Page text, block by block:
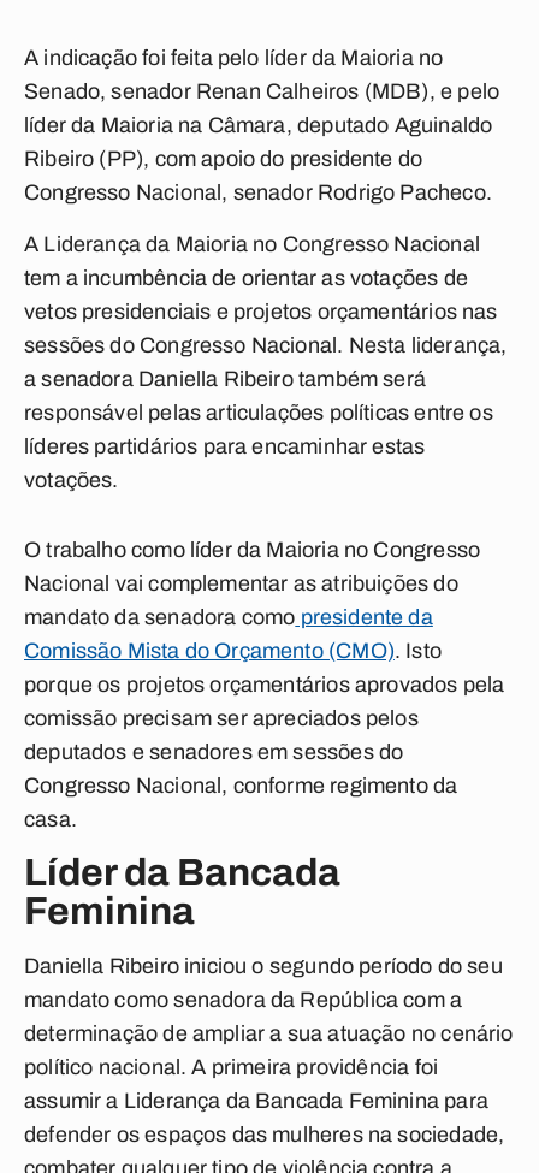
A indicação foi feita pelo líder da Maioria no
Senado, senador Renan Calheiros (MDB), e pelo
líder da Maioria na Câmara, deputado Aguinaldo
Ribeiro (PP), com apoio do presidente do
Congresso Nacional, senador Rodrigo Pacheco.
A Liderança da Maioria no Congresso Nacional
tem a incumbência de orientar as votações de
vetos presidenciais e projetos orçamentários nas
sessões do Congresso Nacional. Nesta liderança,
a senadora Daniella Ribeiro também será
responsável pelas articulações políticas entre os
líderes partidários para encaminhar estas
votações.
O trabalho como líder da Maioria no Congresso
Nacional vai complementar as atribuições do
mandato da senadora como presidente da
Comissão Mista do Orçamento (CMO). Isto
porque os projetos orçamentários aprovados pela
comissão precisam ser apreciados pelos
deputados e senadores em sessões do
Congresso Nacional, conforme regimento da
casa.
Líder da Bancada
Feminina
Daniella Ribeiro iniciou o segundo período do seu
mandato como senadora da República com a
determinação de ampliar a sua atuação no cenário
político nacional. A primeira providência foi
assumir a Liderança da Bancada Feminina para
defender os espaços das mulheres na sociedade,
combater qualquer tipo de violência contra a